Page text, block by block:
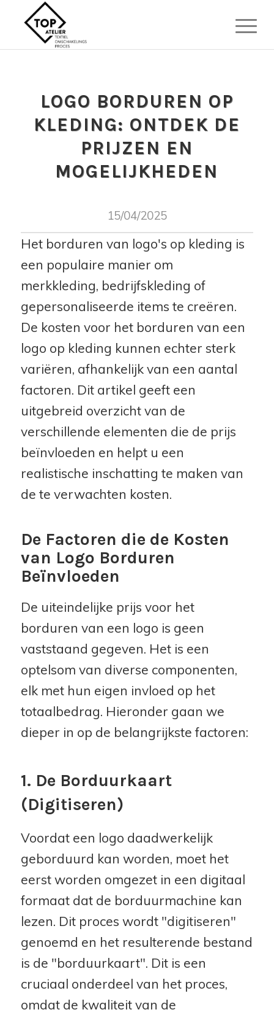
LOGO BORDUREN OP
KLEDING: ONTDEK DE
PRIJZEN EN
MOGELIJKHEDEN
15/04/2025
Het borduren van logo's op kleding is
een populaire manier om
merkkleding, bedrijfskleding of
gepersonaliseerde items te creëren.
De kosten voor het borduren van een
logo op kleding kunnen echter sterk
variëren, afhankelijk van een aantal
factoren. Dit artikel geeft een
uitgebreid overzicht van de
verschillende elementen die de prijs
beïnvloeden en helpt u een
realistische inschatting te maken van
de te verwachten kosten.
De Factoren die de Kosten
van Logo Borduren
Beïnvloeden
De uiteindelijke prijs voor het
borduren van een logo is geen
vaststaand gegeven. Het is een
optelsom van diverse componenten,
elk met hun eigen invloed op het
totaalbedrag. Hieronder gaan we
dieper in op de belangrijkste factoren:
1. De Borduurkaart
(Digitiseren)
Voordat een logo daadwerkelijk
geborduurd kan worden, moet het
eerst worden omgezet in een digitaal
formaat dat de borduurmachine kan
lezen. Dit proces wordt "digitiseren"
genoemd en het resulterende bestand
is de "borduurkaart". Dit is een
cruciaal onderdeel van het proces,
omdat de kwaliteit van de